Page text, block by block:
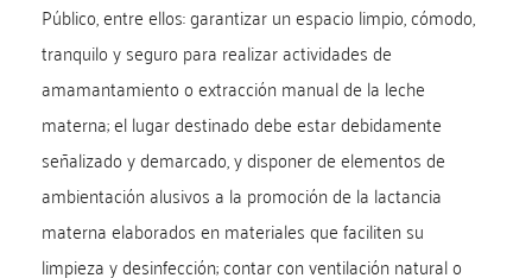
Público, entre ellos: garantizar un espacio limpio, cómodo,
tranquilo y seguro para realizar actividades de
amamantamiento o extracción manual de la leche
materna; el lugar destinado debe estar debidamente
señalizado y demarcado, y disponer de elementos de
ambientación alusivos a la promoción de la lactancia
materna elaborados en materiales que faciliten su
limpieza y desinfección; contar con ventilación natural o